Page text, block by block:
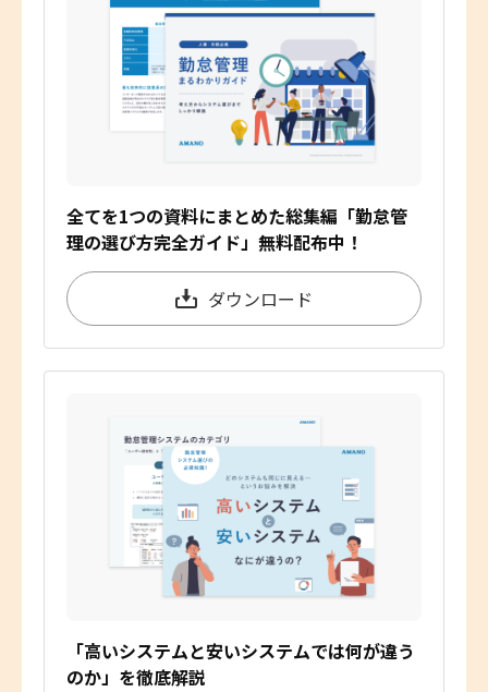
全てを1つの資料にまとめた総集編「勤怠管
理の選び方完全ガイド」無料配布中！
ダウンロード
「高いシステムと安いシステムでは何が違う
のか」を徹底解説